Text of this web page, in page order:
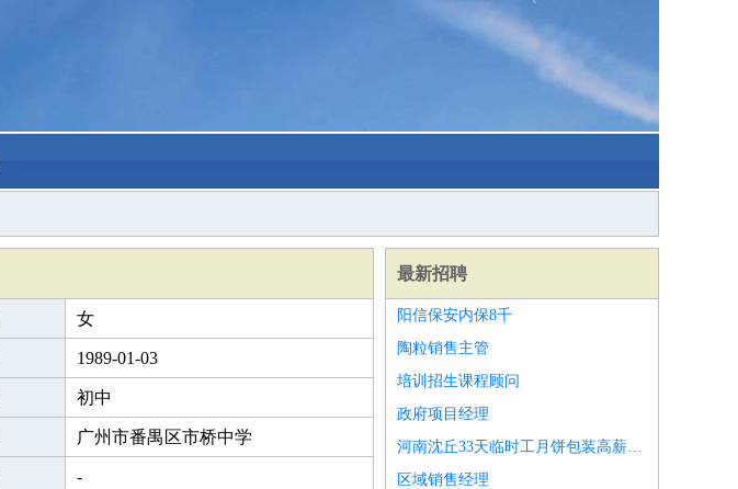
女
1989-01-03
初中
广州市番禺区市桥中学
-
最新招聘
阳信保安内保8千
陶粒销售主管
培训招生课程顾问
政府项目经理
河南沈丘33天临时工月饼包装高薪8000
区域销售经理